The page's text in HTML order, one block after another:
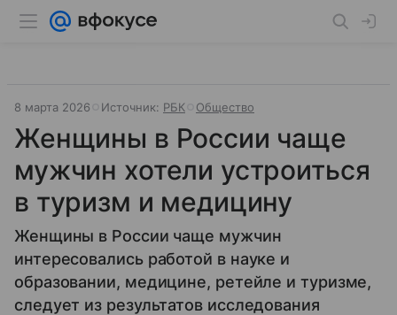
8 марта 2026 Источник: РБК Общество
Женщины в России чаще
мужчин хотели устроиться
в туризм и медицину
Женщины в России чаще мужчин
интересовались работой в науке и
образовании, медицине, ретейле и туризме,
следует из результатов исследования